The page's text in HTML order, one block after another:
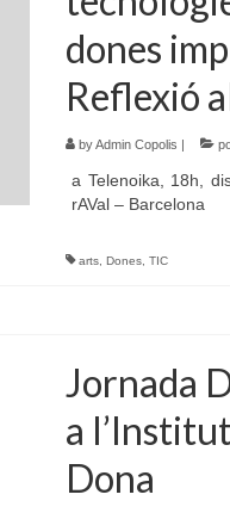
dones
Reflexió
byAdmin Copolis |
a Telenoika, 18h,
rAVal – Barcelona
arts, Dones, TIC
Jornada
a
Dona